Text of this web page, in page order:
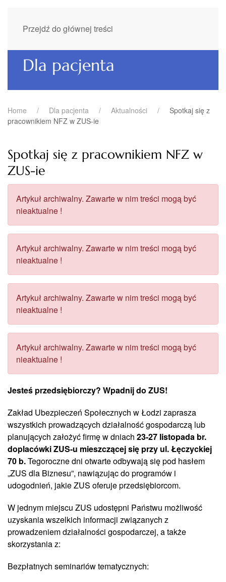
Przejdź do głównej treści
Dla pacjenta
Home Dla pacjenta Aktualności
Spotkaj się z
pracownikiem NFZ w ZUS-ie
Spotkaj się z pracownikiem NFZ w
ZUS-ie
Artykuł archiwalny. Zawarte w nim treści mogą być
nieaktualne !
Artykuł archiwalny. Zawarte w nim treści mogą być
nieaktualne !
Artykuł archiwalny. Zawarte w nim treści mogą być
nieaktualne !
Artykuł archiwalny. Zawarte w nim treści mogą być
nieaktualne !
Jesteś przedsiębiorczy? Wpadnij do ZUS!
Zakład Ubezpieczeń Społecznych w Łodzi zaprasza
wszystkich prowadzących działalność gospodarczą lub
planujących założyć firmę w dniach 23-27 listopada br.
doplacówki ZUS-u mieszczącej się przy ul. Łęczyckiej
70 b.Tegoroczne dni otwarte odbywają się pod hasłem
„ZUS dla Biznesu”, nawiązując do programów i
udogodnień, jakie ZUS oferuje przedsiębiorcom.
W jednym miejscu ZUS udostępni Państwu możliwość
uzyskania wszelkich informacji związanych z
prowadzeniem działalności gospodarczej, a także
skorzystania z:
Bezpłatnych seminariów tematycznych: